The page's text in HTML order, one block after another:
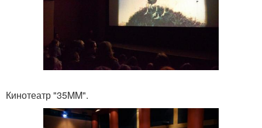
Кинотеатр "35MM".